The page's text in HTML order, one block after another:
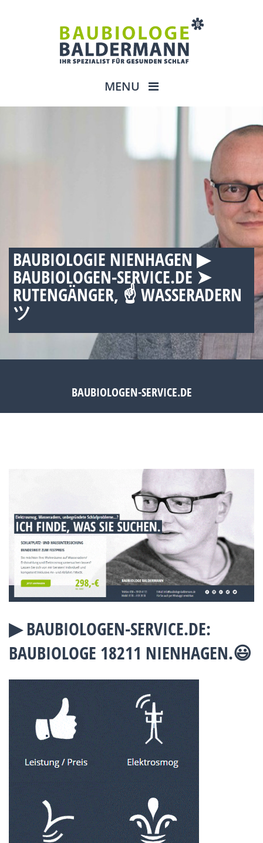
MENU
BAUBIOLOGIE NIENHAGEN ▶︎
BAUBIOLOGEN-SERVICE.DE ➤
RUTENGÄNGER, ☝ WASSERADERN
ツ
BAUBIOLOGEN-SERVICE.DE
▶︎ BAUBIOLOGEN-SERVICE.DE:
BAUBIOLOGE 18211 NIENHAGEN.😃